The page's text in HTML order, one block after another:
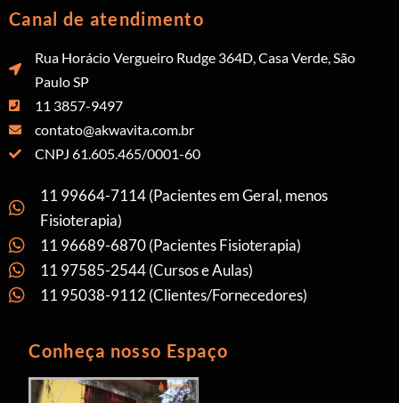
Canal de atendimento
Rua Horácio Vergueiro Rudge 364D, Casa Verde, São
Paulo SP
11 3857-9497
contato@akwavita.com.br
CNPJ 61.605.465/0001-60
11 99664-7114 (Pacientes em Geral, menos
Fisioterapia)
11 96689-6870 (Pacientes Fisioterapia)
11 97585-2544 (Cursos e Aulas)
11 95038-9112 (Clientes/Fornecedores)
Conheça nosso Espaço